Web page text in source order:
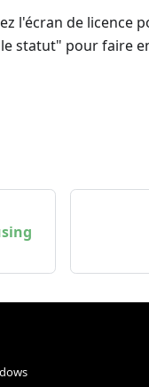
l'écran de licence
statut" pour faire